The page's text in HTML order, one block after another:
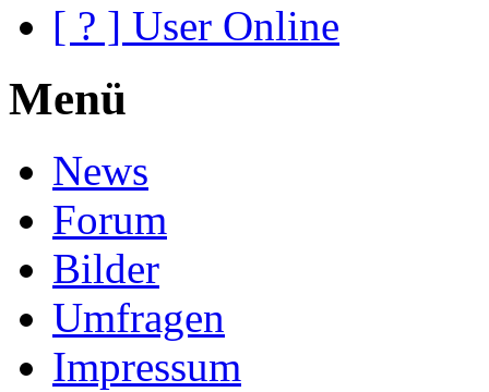
[ ? ] User Online
Menü
News
Forum
Bilder
Umfragen
Impressum